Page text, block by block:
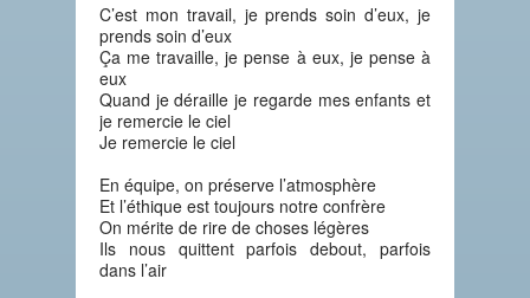
C’est mon travail, je prends soin d’eux, je
prends soin d’eux
Ça me travaille, je pense à eux, je pense à
eux
Quand je déraille je regarde mes enfants et
je remercie le ciel
Je remercie le ciel
En équipe, on préserve l’atmosphère
Et l’éthique est toujours notre confrère
On mérite de rire de choses légères
Ils nous quittent parfois debout, parfois
dans l’air